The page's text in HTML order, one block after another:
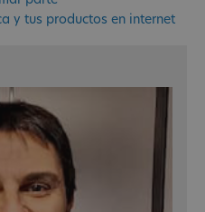
y tus productos en internet